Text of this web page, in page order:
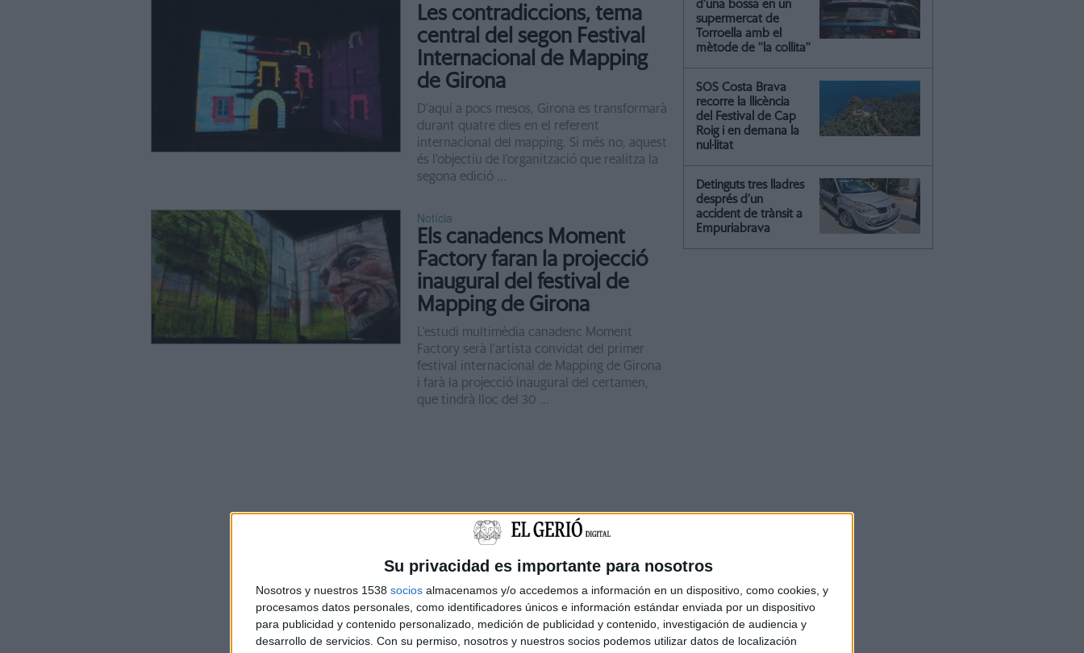
Su privacidad es importante para nosotros
Nosotros y nuestros 1538 socios almacenamos y/o accedemos a información en un dispositivo, como cookies, y
procesamos datos personales, como identificadores únicos e información estándar enviada por un dispositivo
para publicidad y contenido personalizado, medición de publicidad y contenido, investigación de audiencia y
desarrollo de servicios. Con su permiso, nosotros y nuestros socios podemos utilizar datos de localización
Les contradiccions, tema
central del segon Festival
Internacional de Mapping
de Girona
D'aquí a pocs mesos, Girona es transformarà
durant quatre dies en el referent
internacional del mapping. Si més no, aquest
és l'objectiu de l'organització que realitza la
segona edició ...
Notícia
Els canadencs Moment
Factory faran la projecció
inaugural del festival de
Mapping de Girona
L'estudi multimèdia canadenc Moment
Factory serà l'artista convidat del primer
festival internacional de Mapping de Girona
i farà la projecció inaugural del certamen,
que tindrà lloc del 30 ...
d’una bossa en un
supermercat de
Torroella amb el
mètode de ''la collita''
SOS Costa Brava
recorre la llicència
del Festival de Cap
Roig i en demana la
nul·litat
Detinguts tres lladres
després d’un
accident de trànsit a
Empuriabrava